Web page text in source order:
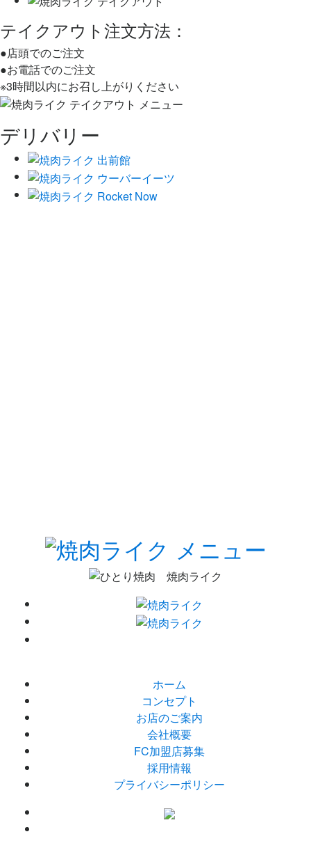
テイクアウト注文方法：
●店頭でのご注文
●お電話でのご注文
※3時間以内にお召し上がりください
デリバリー
ホーム
コンセプト
お店のご案内
会社概要
FC加盟店募集
採用情報
プライバシーポリシー